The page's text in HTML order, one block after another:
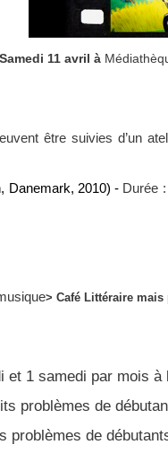
Samedi 11 avril à
être suivies d’un
Danemark, 2010) - Durée
> Café Littéraire
1 samedi par mois à
problèmes de
problèmes de